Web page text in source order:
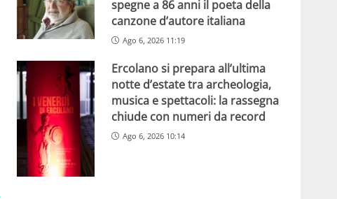
spegne a 86 anni il poeta della
canzone d’autore italiana
Ago 6, 2026 11:19
Ercolano si prepara all’ultima
notte d’estate tra archeologia,
musica e spettacoli: la rassegna
chiude con numeri da record
Ago 6, 2026 10:14